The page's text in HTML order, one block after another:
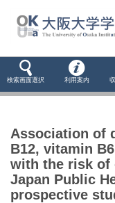
検索画面選択 利用案内
Association of
B12, vitamin
with the risk of
Japan Public
prospective